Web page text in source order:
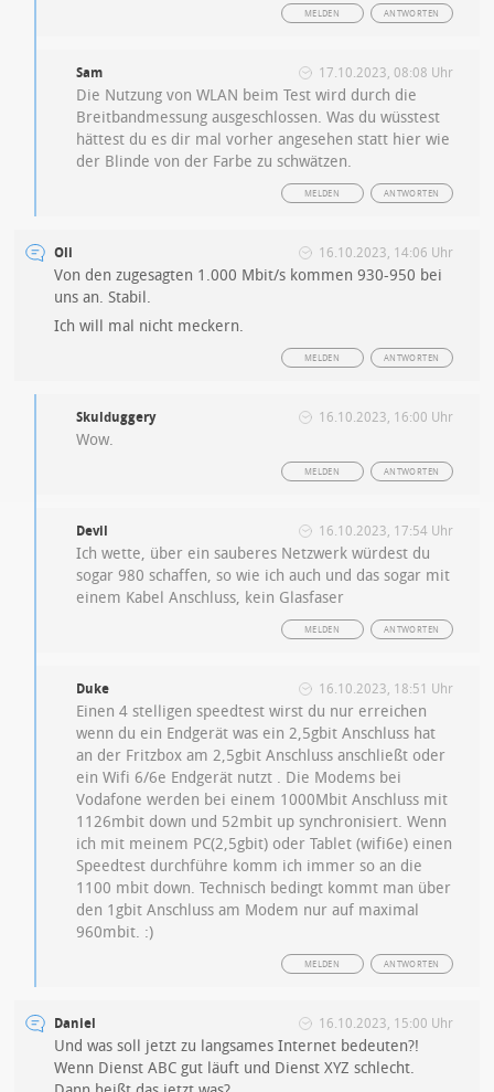
ANTWORTEN
MELDEN
Sam 17.10.2023, 08:08 Uhr
Die Nutzung von WLAN beim Test wird durch die
Breitbandmessung ausgeschlossen. Was du wüsstest
hättest du es dir mal vorher angesehen statt hier wie
der Blinde von der Farbe zu schwätzen.
ANTWORTEN
MELDEN
Oli 16.10.2023, 14:06 Uhr
Von den zugesagten 1.000 Mbit/s kommen 930-950 bei
uns an. Stabil.
Ich will mal nicht meckern.
ANTWORTEN
MELDEN
Skulduggery 16.10.2023, 16:00 Uhr
Wow.
ANTWORTEN
MELDEN
Devil 16.10.2023, 17:54 Uhr
Ich wette, über ein sauberes Netzwerk würdest du
sogar 980 schaffen, so wie ich auch und das sogar mit
einem Kabel Anschluss, kein Glasfaser
ANTWORTEN
MELDEN
Duke 16.10.2023, 18:51 Uhr
Einen 4 stelligen speedtest wirst du nur erreichen
wenn du ein Endgerät was ein 2,5gbit Anschluss hat
an der Fritzbox am 2,5gbit Anschluss anschließt oder
ein Wifi 6/6e Endgerät nutzt . Die Modems bei
Vodafone werden bei einem 1000Mbit Anschluss mit
1126mbit down und 52mbit up synchronisiert. Wenn
ich mit meinem PC(2,5gbit) oder Tablet (wifi6e) einen
Speedtest durchführe komm ich immer so an die
1100 mbit down. Technisch bedingt kommt man über
den 1gbit Anschluss am Modem nur auf maximal
960mbit. :)
ANTWORTEN
MELDEN
Daniel 16.10.2023, 15:00 Uhr
Und was soll jetzt zu langsames Internet bedeuten?!
Wenn Dienst ABC gut läuft und Dienst XYZ schlecht.